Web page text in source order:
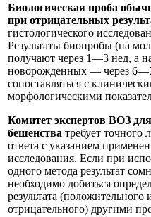
Биологическая проба
при отрицательных
гистологического
Результаты биопробы (на
получают через 1—3 нед, а
новорожденных — через
сопоставляться с
морфологическими
Комитет экспертов ВОЗ
бешенства требует точного
ответа с указанием
исследования. Если при
одного метода результат
необходимо добиться
результата (положительного
отрицательного) другими